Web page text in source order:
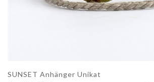
SUNSET Anhänger Unikat